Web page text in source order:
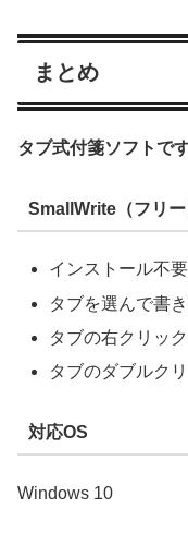
まとめ
タブ式付箋ソフトで
SmallWrite（フリー
インストール不要
タブを選んで書
タブの右クリッ
タブのダブルク
対応OS
Windows 10